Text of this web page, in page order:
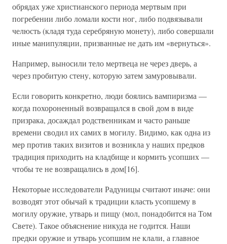
обрядах уже христианского периода мертвым при
погребении либо ломали кости ног, либо подвязывали
челюсть (кладя туда серебряную монету), либо совершали
иные манипуляции, призванные не дать им «вернуться».
Например, выносили тело мертвеца не через дверь, а
через пробитую стену, которую затем замуровывали.
Если говорить конкретно, люди боялись вампиризма —
когда похороненный возвращался в свой дом в виде
призрака, досаждал родственникам и часто раньше
времени сводил их самих в могилу. Видимо, как одна из
мер против таких визитов и возникла у наших предков
традиция приходить на кладбище и кормить усопших —
чтобы те не возвращались в дом[16].
Некоторые исследователи Радуницы считают иначе: они
возводят этот обычай к традиции класть усопшему в
могилу оружие, утварь и пищу (мол, понадобится на Том
Свете). Такое объяснение никуда не годится. Наши
предки оружие и утварь усопшим не клали, а главное